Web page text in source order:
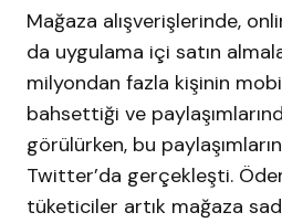
Mağaza alışverişlerinde,
da uygulama içi satın
milyondan fazla kişinin
bahsettiği ve
görülürken, bu
Twitter’da gerçekleşti.
tüketiciler artık mağaza